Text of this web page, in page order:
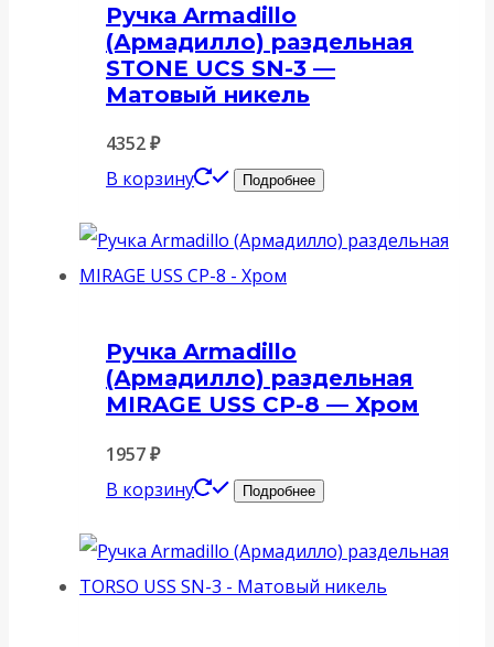
Ручка Armadillo
(Армадилло) раздельная
STONE UCS SN-3 —
Матовый никель
4352₽
В корзину
Подробнее
Ручка Armadillo
(Армадилло) раздельная
MIRAGE USS CP-8 — Хром
1957₽
В корзину
Подробнее